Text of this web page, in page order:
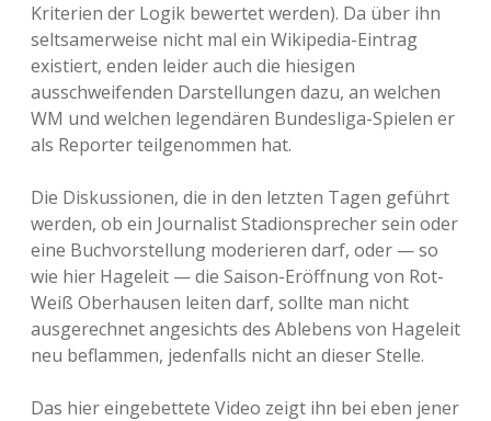
Kriterien der Logik bewertet werden). Da über ihn
seltsamerweise nicht mal ein Wikipedia-Eintrag
existiert, enden leider auch die hiesigen
ausschweifenden Darstellungen dazu, an welchen
WM und welchen legendären Bundesliga-Spielen er
als Reporter teilgenommen hat.
Die Diskussionen, die in den letzten Tagen geführt
werden, ob ein Journalist Stadionsprecher sein oder
eine Buchvorstellung moderieren darf, oder — so
wie hier Hageleit — die Saison-Eröffnung von Rot-
Weiß Oberhausen leiten darf, sollte man nicht
ausgerechnet angesichts des Ablebens von Hageleit
neu beflammen, jedenfalls nicht an dieser Stelle.
Das hier eingebettete Video zeigt ihn bei eben jener